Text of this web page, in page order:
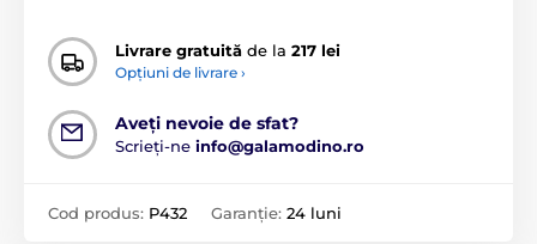
Livrare gratuită de la 217 lei
Opțiuni de livrare ›
Aveți nevoie de sfat?
Scrieți-ne info@galamodino.ro
Cod produs: P432 Garanție: 24 luni